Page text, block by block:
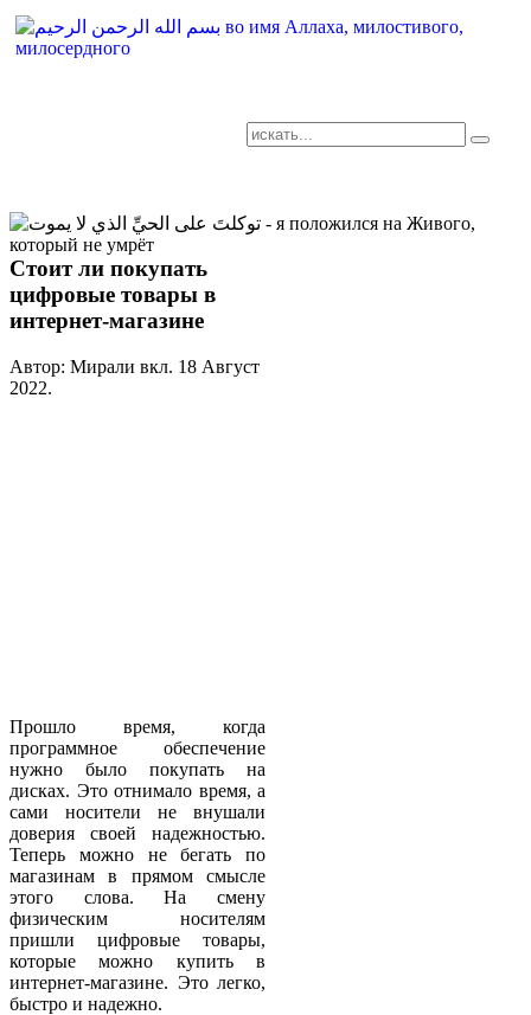
Стоит ли покупать
цифровые товары в
интернет-магазине
Автор: Мирали вкл. 18 Август
2022.
Прошло время, когда
программное обеспечение
нужно было покупать на
дисках. Это отнимало время, а
сами носители не внушали
доверия своей надежностью.
Теперь можно не бегать по
магазинам в прямом смысле
этого слова. На смену
физическим носителям
пришли цифровые товары,
которые можно купить в
интернет-магазине. Это легко,
быстро и надежно.